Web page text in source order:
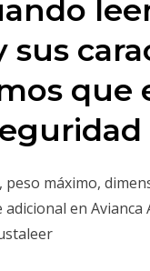
que
máximo,
en